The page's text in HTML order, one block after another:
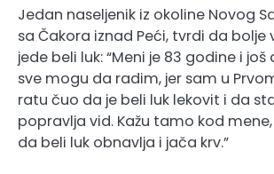
Jedan naseljenik iz okoline Novog
sa Čakora iznad Peći, tvrdi da bolje
jede beli luk: “Meni je 83 godine i
sve mogu da radim, jer sam u
ratu čuo da je beli luk lekovit i da
popravlja vid. Kažu tamo kod
da beli luk obnavlja i jača krv.”